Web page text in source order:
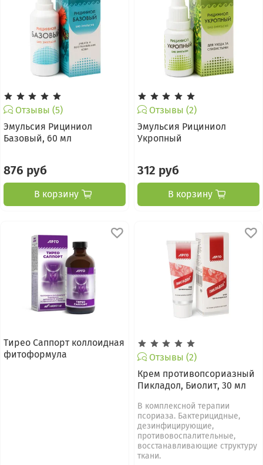
Отзывы (5)
Эмульсия Рициниол
Базовый, 60 мл
876 руб
В корзину
Отзывы (2)
Эмульсия Рициниол
Укропный
312 руб
В корзину
Тирео Саппорт коллоидная
фитоформула
Отзывы (2)
Крем противопсориазный
Пикладол, Биолит, 30 мл
В комплексной терапии
псориаза. Бактерицидные,
дезинфицирующие,
противовоспалительные,
восстанавливающие структуру
ткани.